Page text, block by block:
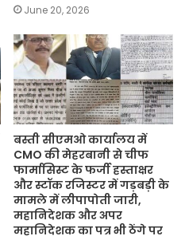
June 20, 2026
बस्ती सीएमओ कार्यालय में
CMO की मेहरबानी से चीफ
फार्मासिस्ट के फर्जी हस्ताक्षर
और स्टॉक रजिस्टर में गड़बड़ी के
मामले में लीपापोती जारी,
महानिदेशक और अपर
महानिदेशक का पत्र भी ठेंगे पर